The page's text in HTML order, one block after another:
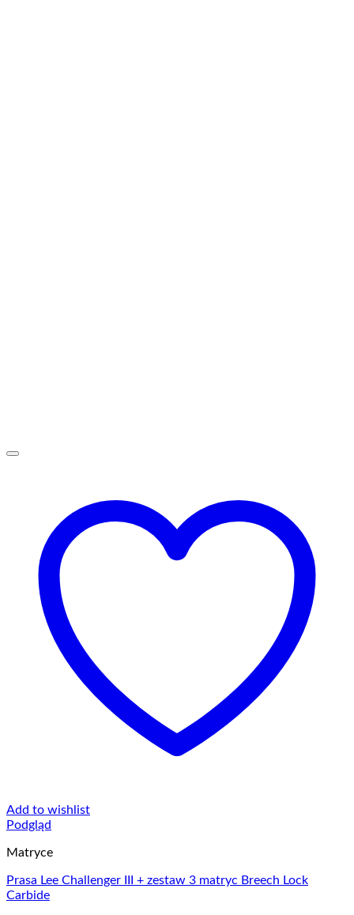
Add to wishlist
Podgląd
Matryce
Prasa Lee Challenger III + zestaw 3 matryc Breech Lock
Carbide